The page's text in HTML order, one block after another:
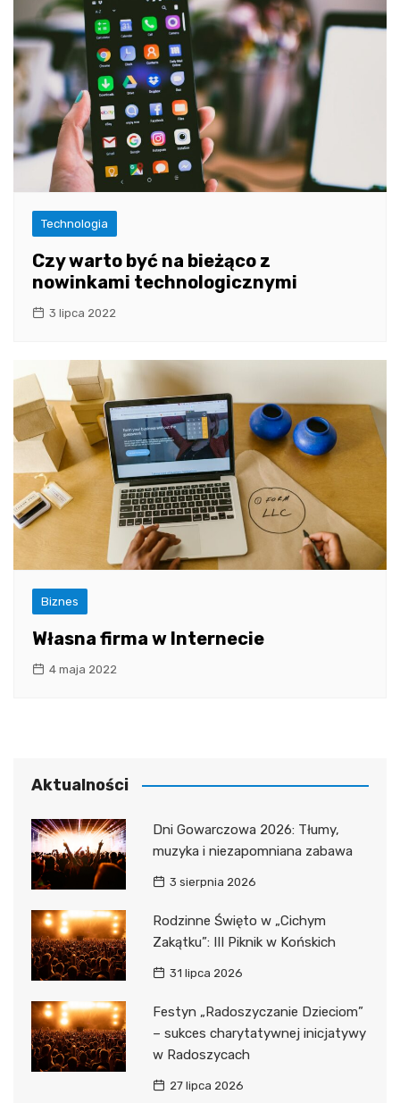
Technologia
Czy warto być na bieżąco z
nowinkami technologicznymi
3 lipca 2022
Biznes
Własna firma w Internecie
4 maja 2022
Aktualności
Dni Gowarczowa 2026: Tłumy,
muzyka i niezapomniana zabawa
3 sierpnia 2026
Rodzinne Święto w „Cichym
Zakątku”: III Piknik w Końskich
31 lipca 2026
Festyn „Radoszyczanie Dzieciom”
– sukces charytatywnej inicjatywy
w Radoszycach
27 lipca 2026